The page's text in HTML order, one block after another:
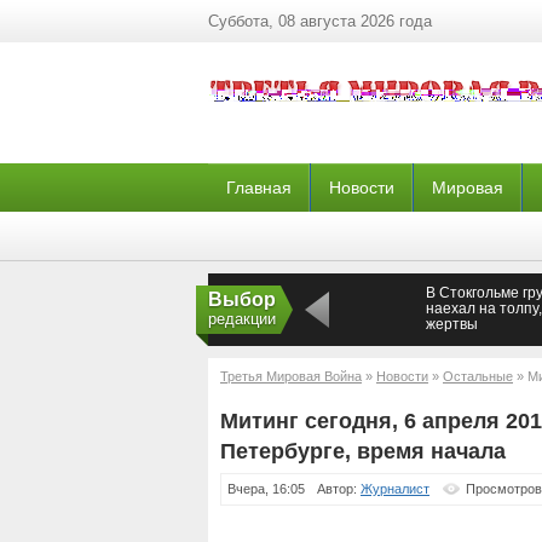
Суббота, 08 августа 2026 года
Главная Новости Мировая
Выбор
редакции
В Стокгольме
наехал на
жертвы
Третья Мировая Война » Новости » Остальные »
время начала
Митинг сегодня, 6 апреля
Петербурге, время начала
Вчера, 16:05 Автор: Журналист